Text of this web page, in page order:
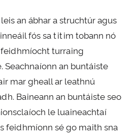
an ábhar a struchtúr agus
fós sa titim tobann nó
turraing
Seachnaíonn an buntáiste
mar gheall ar leathnú
Baineann an buntáiste seo
le luaineachtaí
feidhmíonn sé go maith sna